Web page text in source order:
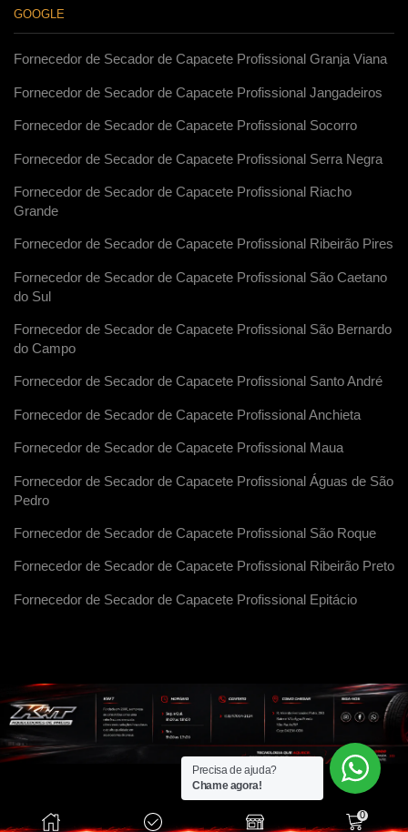
GOOGLE
Fornecedor de Secador de Capacete Profissional Granja Viana
Fornecedor de Secador de Capacete Profissional Jangadeiros
Fornecedor de Secador de Capacete Profissional Socorro
Fornecedor de Secador de Capacete Profissional Serra Negra
Fornecedor de Secador de Capacete Profissional Riacho
Grande
Fornecedor de Secador de Capacete Profissional Ribeirão Pires
Fornecedor de Secador de Capacete Profissional São Caetano
do Sul
Fornecedor de Secador de Capacete Profissional São Bernardo
do Campo
Fornecedor de Secador de Capacete Profissional Santo André
Fornecedor de Secador de Capacete Profissional Anchieta
Fornecedor de Secador de Capacete Profissional Maua
Fornecedor de Secador de Capacete Profissional Águas de São
Pedro
Fornecedor de Secador de Capacete Profissional São Roque
Fornecedor de Secador de Capacete Profissional Ribeirão Preto
Fornecedor de Secador de Capacete Profissional Epitácio
0
Precisa de ajuda?
Chame agora!